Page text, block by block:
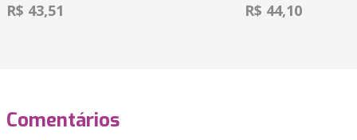
R$ 43,51 R$ 44,10
Comentários